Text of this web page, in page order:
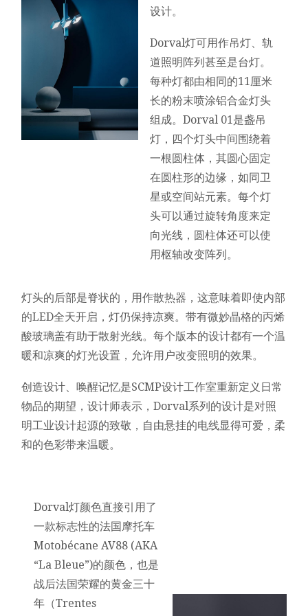
设计。
Dorval灯可用作吊灯、轨
道照明阵列甚至是台灯。
每种灯都由相同的11厘米
长的粉末喷涂铝合金灯头
组成。Dorval 01是盏吊
灯，四个灯头中间围绕着
一根圆柱体，其圆心固定
在圆柱形的边缘，如同卫
星或空间站元素。每个灯
头可以通过旋转角度来定
向光线，圆柱体还可以使
用枢轴改变阵列。
灯头的后部是脊状的，用作散热器，这意味着即使内部
的LED全天开启，灯仍保持凉爽。带有微妙晶格的丙烯
酸玻璃盖有助于散射光线。每个版本的设计都有一个温
暖和凉爽的灯光设置，允许用户改变照明的效果。
创造设计、唤醒记忆是SCMP设计工作室重新定义日常
物品的期望，设计师表示，Dorval系列的设计是对照
明工业设计起源的致敬，自由悬挂的电线显得可爱，柔
和的色彩带来温暖。
Dorval灯颜色直接引用了
一款标志性的法国摩托车
Motobécane AV88 (AKA
“La Bleue”)的颜色，也是
战后法国荣耀的黄金三十
年（Trentes